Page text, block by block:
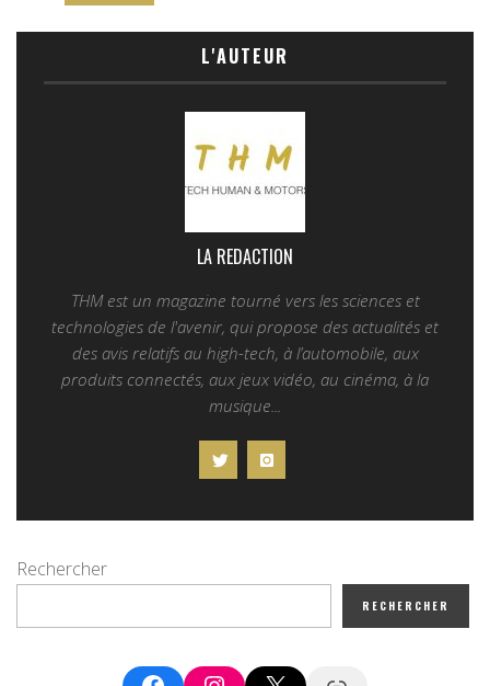
L'AUTEUR
LA REDACTION
THM est un magazine tourné vers les sciences et
technologies de l'avenir, qui propose des actualités et
des avis relatifs au high-tech, à l’automobile, aux
produits connectés, aux jeux vidéo, au cinéma, à la
musique...
Rechercher
RECHERCHER